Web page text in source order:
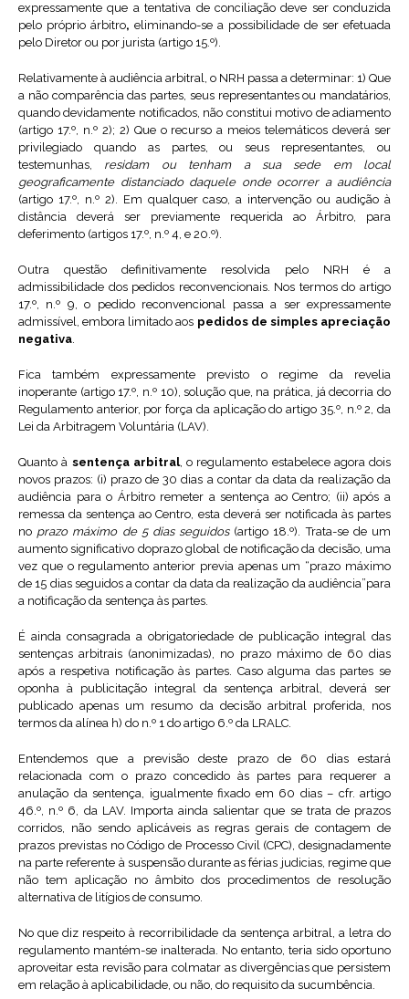
expressamente que a tentativa de conciliação deve ser conduzida
pelo próprio árbitro, eliminando-se a possibilidade de ser efetuada
pelo Diretor ou por jurista (artigo 15.º).
Relativamente à audiência arbitral, o NRH passa a determinar: 1) Que
a não comparência das partes, seus representantes ou mandatários,
quando devidamente notificados, não constitui motivo de adiamento
(artigo 17.º, n.º 2); 2) Que o recurso a meios telemáticos deverá ser
privilegiado quando as partes, ou seus representantes, ou
testemunhas, residam ou tenham a sua sede em local
geograficamente distanciado daquele onde ocorrer a audiência
(artigo 17.º, n.º 2). Em qualquer caso, a intervenção ou audição à
distância deverá ser previamente requerida ao Árbitro, para
deferimento (artigos 17.º, n.º 4, e 20.º).
Outra questão definitivamente resolvida pelo NRH é a
admissibilidade dos pedidos reconvencionais. Nos termos do artigo
17.º, n.º 9, o pedido reconvencional passa a ser expressamente
admissível, embora limitado aos pedidos de simples apreciação
negativa.
Fica também expressamente previsto o regime da revelia
inoperante (artigo 17.º, n.º 10), solução que, na prática, já decorria do
Regulamento anterior, por força da aplicação do artigo 35.º, n.º 2, da
Lei da Arbitragem Voluntária (LAV).
Quanto à sentença arbitral, o regulamento estabelece agora dois
novos prazos: (i) prazo de 30 dias a contar da data da realização da
audiência para o Árbitro remeter a sentença ao Centro; (ii) após a
remessa da sentença ao Centro, esta deverá ser notificada às partes
no prazo máximo de 5 dias seguidos(artigo 18.º). Trata-se de um
aumento significativo doprazo global de notificação da decisão, uma
vez que o regulamento anterior previa apenas um “prazo máximo
de 15 dias seguidos a contar da data da realização da audiência”para
a notificação da sentença às partes.
É ainda consagrada a obrigatoriedade de publicação integral das
sentenças arbitrais (anonimizadas), no prazo máximo de 60 dias
após a respetiva notificação às partes. Caso alguma das partes se
oponha à publicitação integral da sentença arbitral, deverá ser
publicado apenas um resumo da decisão arbitral proferida, nos
termos da alínea h) do n.º 1 do artigo 6.º da LRALC.
Entendemos que a previsão deste prazo de 60 dias estará
relacionada com o prazo concedido às partes para requerer a
anulação da sentença, igualmente fixado em 60 dias – cfr. artigo
46.º, n.º 6, da LAV. Importa ainda salientar que se trata de prazos
corridos, não sendo aplicáveis as regras gerais de contagem de
prazos previstas no Código de Processo Civil (CPC), designadamente
na parte referente à suspensão durante as férias judicias, regime que
não tem aplicação no âmbito dos procedimentos de resolução
alternativa de litígios de consumo.
No que diz respeito à recorribilidade da sentença arbitral, a letra do
regulamento mantém-se inalterada. No entanto, teria sido oportuno
aproveitar esta revisão para colmatar as divergências que persistem
em relação à aplicabilidade, ou não, do requisito da sucumbência.